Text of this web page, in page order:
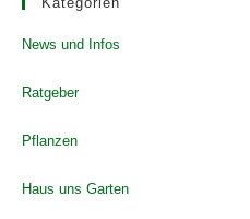
News und Infos
Ratgeber
Pflanzen
Haus uns Garten